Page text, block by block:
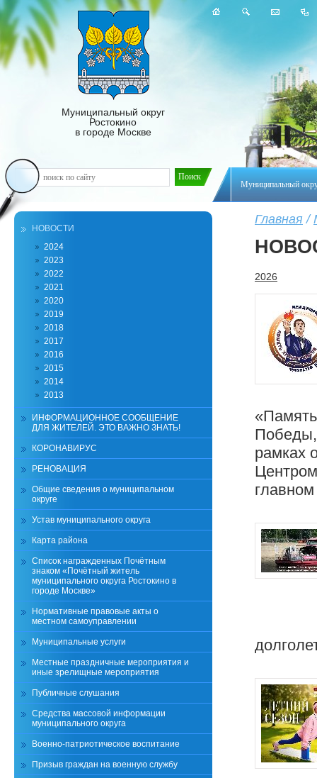
Муниципальный
Муниципальный округ
Ростокино
в городе Москве
Главная /
2026
Победы,
рамках
НОВОСТИ
2024
2023
2022
2021
2020
2019
2018
2017
2016
2015
2014
2013
ИНФОРМАЦИОННОЕ СООБЩЕНИЕ
ДЛЯ ЖИТЕЛЕЙ. ЭТО ВАЖНО ЗНАТЬ!
КОРОНАВИРУС
РЕНОВАЦИЯ
Общие сведения о муниципальном
округе
Устав муниципального округа
Карта района
Список награжденных Почётным
знаком «Почётный житель
муниципального округа Ростокино в
городе Москве»
Нормативные правовые акты о
местном самоуправлении
Муниципальные услуги
Местные праздничные мероприятия и
иные зрелищные мероприятия
Публичные слушания
Средства массовой информации
муниципального округа
Военно-патриотическое воспитание
Призыв граждан на военную службу